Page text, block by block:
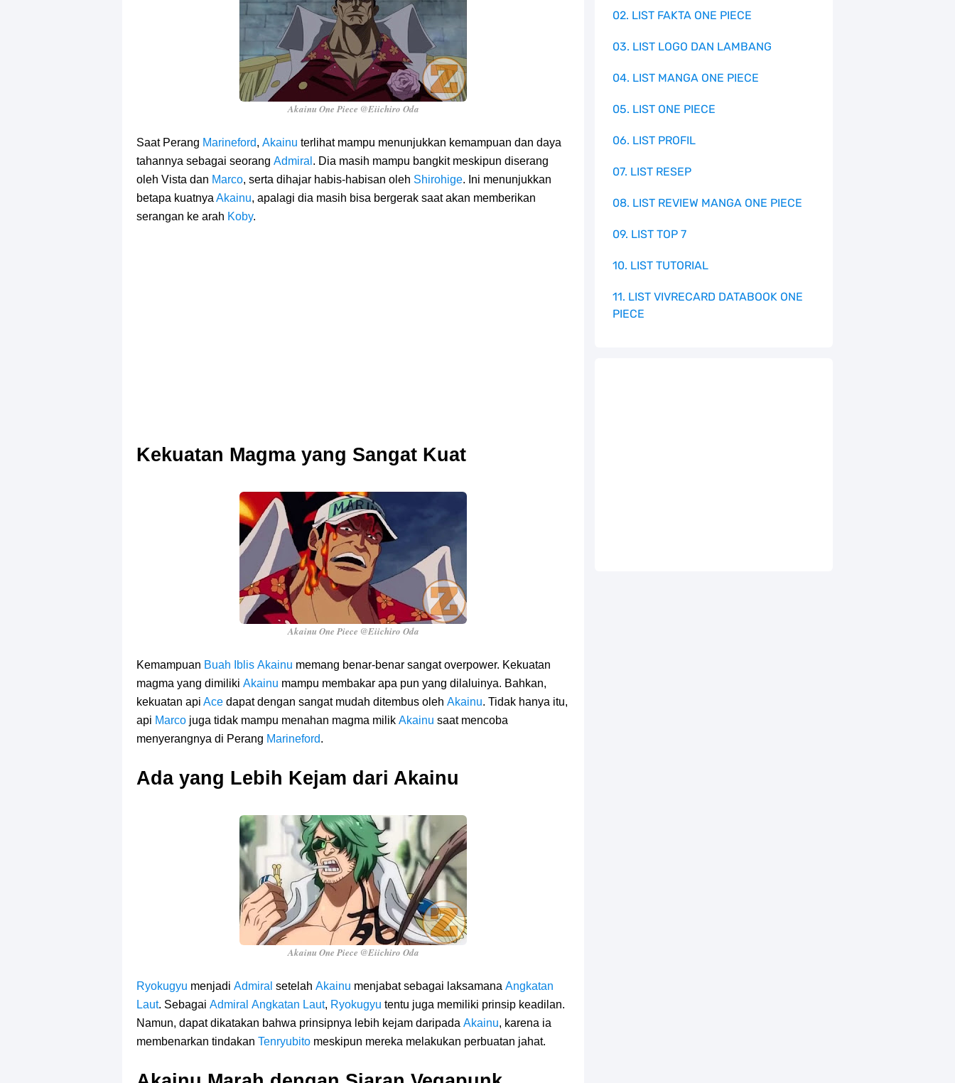
Cara Pindahkan WA Dari Android Ke Iphone, Sangat Gampang Untuk Kamu Lakukan
7 Fakta Big Mom One Piece, Yonko Yang Punya Bounty Yang Tinggi Sejak Muda
Akainu One Piece @Eiichiro Oda
Saat Perang Marineford, Akainu terlihat mampu menunjukkan kemampuan dan daya
tahannya sebagai seorang Admiral . Dia masih mampu bangkit meskipun diserang
oleh Vista dan Marco, serta dihajar habis-habisan oleh Shirohige. Ini menunjukkan
betapa kuatnya Akainu, apalagi dia masih bisa bergerak saat akan memberikan
serangan ke arah Koby.
Kekuatan Magma yang Sangat Kuat
Akainu One Piece @Eiichiro Oda
Kemampuan Buah Iblis Akainu memang benar-benar sangat overpower. Kekuatan
magma yang dimiliki Akainu mampu membakar apa pun yang dilaluinya. Bahkan,
kekuatan api Ace dapat dengan sangat mudah ditembus oleh Akainu. Tidak hanya itu,
api Marco juga tidak mampu menahan magma milik Akainu saat mencoba
menyerangnya di Perang Marineford.
Ada yang Lebih Kejam dari Akainu
Akainu One Piece @Eiichiro Oda
Ryokugyu menjadi Admiral setelah Akainu menjabat sebagai laksamana Angkatan
Laut. Sebagai Admiral Angkatan Laut, Ryokugyu tentu juga memiliki prinsip keadilan.
Namun, dapat dikatakan bahwa prinsipnya lebih kejam daripada Akainu, karena ia
membenarkan tindakan Tenryubito meskipun mereka melakukan perbuatan jahat.
02. LIST FAKTA ONE PIECE
03. LIST LOGO DAN LAMBANG
04. LIST MANGA ONE PIECE
05. LIST ONE PIECE
06. LIST PROFIL
07. LIST RESEP
08. LIST REVIEW MANGA ONE PIECE
09. LIST TOP 7
10. LIST TUTORIAL
11. LIST VIVRECARD DATABOOK ONE
PIECE